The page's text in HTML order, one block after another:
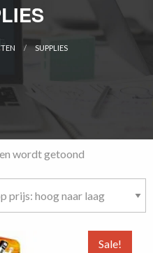
CURRENT:
SUPPLIES
wordt getoond
hoog
laagSale!